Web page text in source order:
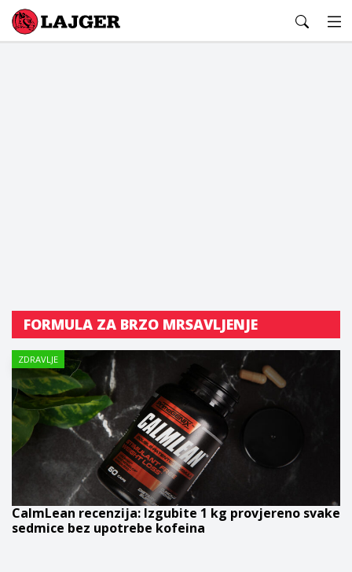
Lajger
FORMULA ZA BRZO MRSAVLJENJE
ZDRAVLJE
CalmLean recenzija: Izgubite 1 kg provjereno svake
sedmice bez upotrebe kofeina